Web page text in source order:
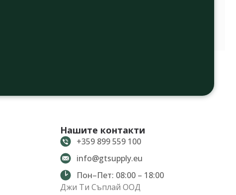
Нашите контакти
+359 899 559 100
info@gtsupply.eu
Пон–Пет: 08:00 – 18:00
Джи Ти Съплай ООД